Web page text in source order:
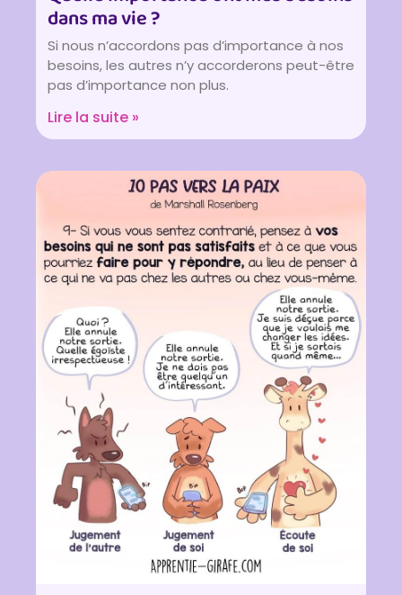
dans ma vie ?
Si nous n’accordons pas d’importance à nos
besoins, les autres n’y accorderons peut-être
pas d’importance non plus.
Lire la suite »